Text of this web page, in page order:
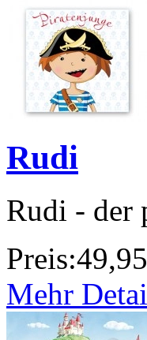
Rudi
Rudi - der
Preis:
Mehr